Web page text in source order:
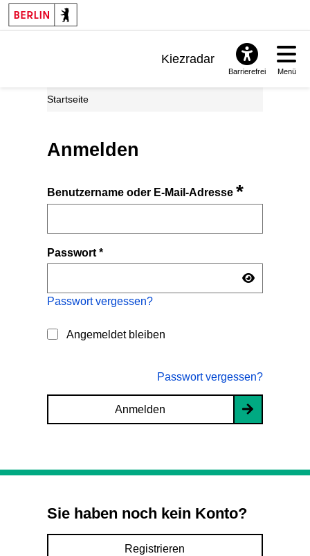
Kiezradar
Barrierefrei Menü
Startseite
Anmelden
Benutzername oder E-Mail-Adresse*
Passwort*
Passwort vergessen?
Angemeldet bleiben
Passwort vergessen?
Anmelden
Sie haben noch kein Konto?
Registrieren